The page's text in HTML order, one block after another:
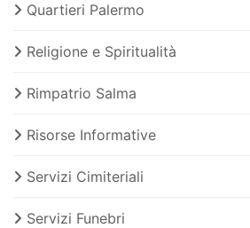
Quartieri Palermo
Religione e Spiritualità
Rimpatrio Salma
Risorse Informative
Servizi Cimiteriali
Servizi Funebri